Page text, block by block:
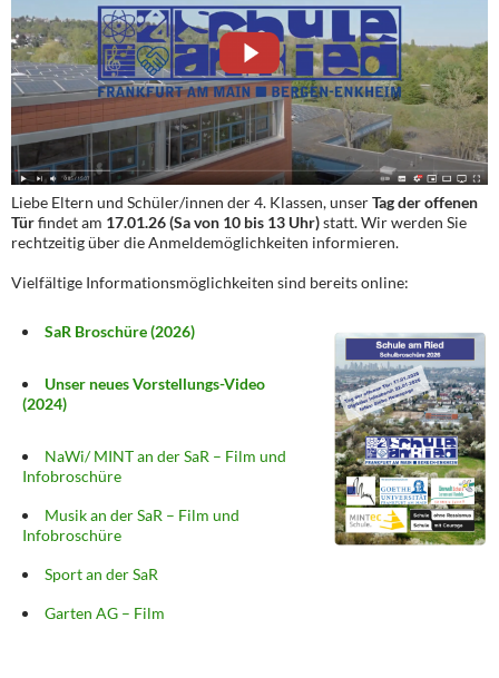
Liebe Eltern und Schüler/innen der 4. Klassen, unserTag der offenen
Türfindet am 17.01.26 (Sa von 10 bis 13 Uhr)statt. Wir werden Sie
rechtzeitig über die Anmeldemöglichkeiten informieren.
Vielfältige Informationsmöglichkeiten sind bereits online:
SaR Broschüre (2026)
Unser neues Vorstellungs-Video
(2024)
NaWi/ MINT an der SaR – Film und
Infobroschüre
Musik an der SaR – Film und
Infobroschüre
Sport an der SaR
Garten AG – Film